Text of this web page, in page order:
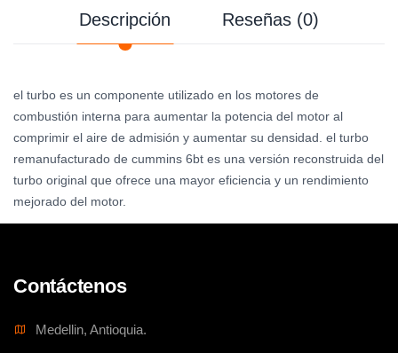
Descripción Reseñas (0)
el turbo es un componente utilizado en los motores de
combustión interna para aumentar la potencia del motor al
comprimir el aire de admisión y aumentar su densidad. el turbo
remanufacturado de cummins 6bt es una versión reconstruida del
turbo original que ofrece una mayor eficiencia y un rendimiento
mejorado del motor.
Contáctenos
Medellin, Antioquia.